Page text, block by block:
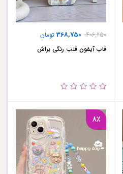
406,250
368,750 تومان
قاب آیفون قلب رنگی براش
8٪